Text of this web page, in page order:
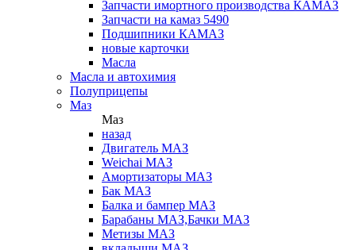
Запчасти имортного производства КАМАЗ
Запчасти на камаз 5490
Подшипники КАМАЗ
новые карточки
Масла
Масла и автохимия
Полуприцепы
Маз
Маз
назад
Двигатель МАЗ
Weichai МАЗ
Амортизаторы МАЗ
Бак МАЗ
Балка и бампер МАЗ
Барабаны МАЗ,Бачки МАЗ
Метизы МАЗ